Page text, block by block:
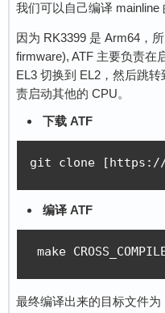
我们可以自己编译 mainline
因为 RK3399 是 Arm64，
firmware), ATF 主要负责在
EL3 切换到 EL2，然后跳
责启动其他的 CPU。
下载 ATF
git clone [https://
编译 ATF
make
最终编译出来的目标文件为